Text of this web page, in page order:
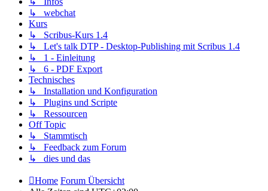
↳ webchat
Kurs
↳ Scribus-Kurs 1.4
↳ Let's talk DTP - Desktop-Publishing mit Scribus 1.4
↳ 1 - Einleitung
↳ 6 - PDF Export
Technisches
↳ Installation und Konfiguration
↳ Plugins und Scripte
↳ Ressourcen
Off Topic
↳ Stammtisch
↳ Feedback zum Forum
↳ dies und das
Home Forum Übersicht